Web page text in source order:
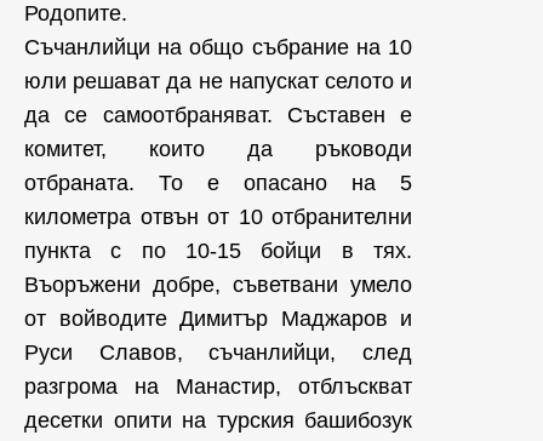
Родопите.
Съчанлийци на общо събрание на 10
юли решават да не напускат селото и
да се самоотбраняват. Съставен е
комитет, които да ръководи
отбраната. То е опасано на 5
километра отвън от 10 отбранителни
пункта с по 10-15 бойци в тях.
Въоръжени добре, съветвани умело
от войводите Димитър Маджаров и
Руси Славов, съчанлийци, след
разгрома на Манастир, отблъскват
десетки опити на турския башибозук